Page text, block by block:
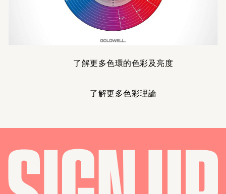
了解更多色環的色彩及亮度
了解更多色彩理論